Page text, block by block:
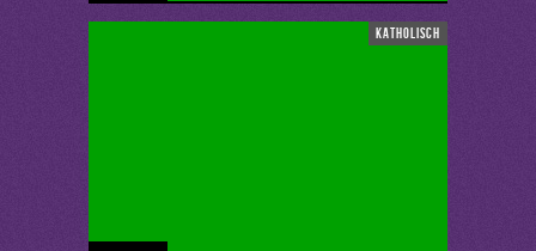
katholisch